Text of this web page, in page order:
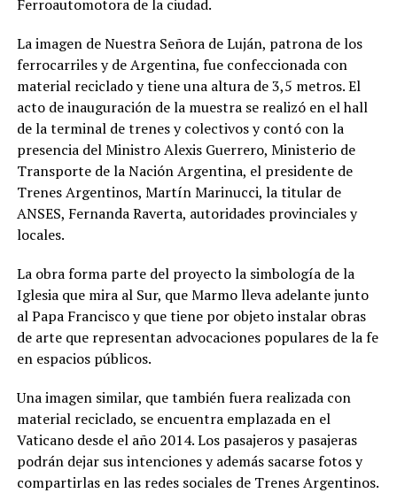
Ferroautomotora de la ciudad.
La imagen de Nuestra Señora de Luján, patrona de los
ferrocarriles y de Argentina, fue confeccionada con
material reciclado y tiene una altura de 3,5 metros. El
acto de inauguración de la muestra se realizó en el hall
de la terminal de trenes y colectivos y contó con la
presencia del Ministro Alexis Guerrero, Ministerio de
Transporte de la Nación Argentina, el presidente de
Trenes Argentinos, Martín Marinucci, la titular de
ANSES, Fernanda Raverta, autoridades provinciales y
locales.
La obra forma parte del proyecto la simbología de la
Iglesia que mira al Sur, que Marmo lleva adelante junto
al Papa Francisco y que tiene por objeto instalar obras
de arte que representan advocaciones populares de la fe
en espacios públicos.
Una imagen similar, que también fuera realizada con
material reciclado, se encuentra emplazada en el
Vaticano desde el año 2014. Los pasajeros y pasajeras
podrán dejar sus intenciones y además sacarse fotos y
compartirlas en las redes sociales de Trenes Argentinos.